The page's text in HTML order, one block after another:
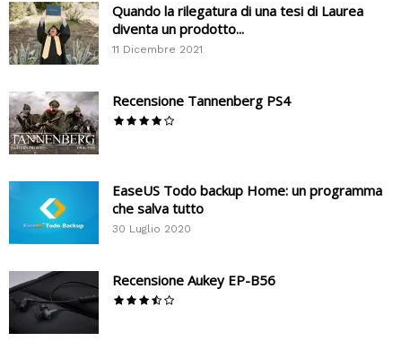
Quando la rilegatura di una tesi di Laurea
diventa un prodotto...
11 Dicembre 2021
Recensione Tannenberg PS4
EaseUS Todo backup Home: un programma
che salva tutto
30 Luglio 2020
Recensione Aukey EP-B56